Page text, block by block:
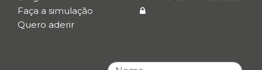
Faça a simulação
Quero aderir